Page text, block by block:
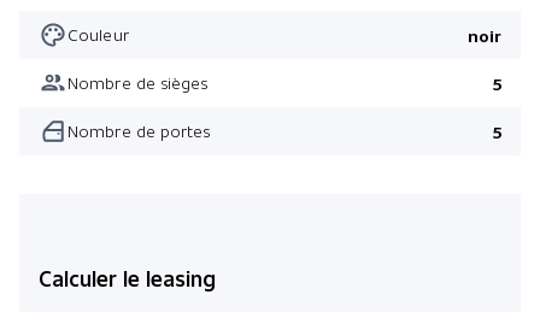
Câble de charge
Pack Confort
Couleur noir
Nombre de sièges 5
Nombre de portes 5
Calculer le leasing